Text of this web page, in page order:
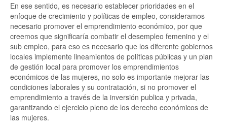
En ese sentido, es necesario establecer prioridades en el
enfoque de crecimiento y políticas de empleo, consideramos
necesario promover el emprendimiento económico, por que
creemos que significaría combatir el desempleo femenino y el
sub empleo, para eso es necesario que los diferente gobiernos
locales implemente lineamientos de políticas públicas y un plan
de gestión local para promover los emprendimientos
económicos de las mujeres, no solo es importante mejorar las
condiciones laborales y su contratación, si no promover el
emprendimiento a través de la inversión publica y privada,
garantizando el ejercicio pleno de los derecho económicos de
las mujeres.